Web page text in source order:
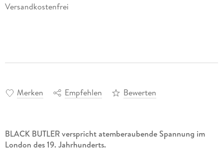
Versandkostenfrei
Merken Empfehlen Bewerten
BLACK BUTLER verspricht atemberaubende Spannung im
London des 19. Jahrhunderts.